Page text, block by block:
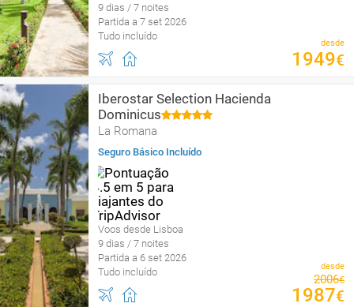
9 dias / 7 noites
Partida a 7 set 2026
Tudo incluído
desde
1949€
Iberostar Selection Hacienda
Dominicus
La Romana
Seguro Básico Incluído
Voos desde Lisboa
9 dias / 7 noites
Partida a 6 set 2026
Tudo incluído
desde
2006€
1987€